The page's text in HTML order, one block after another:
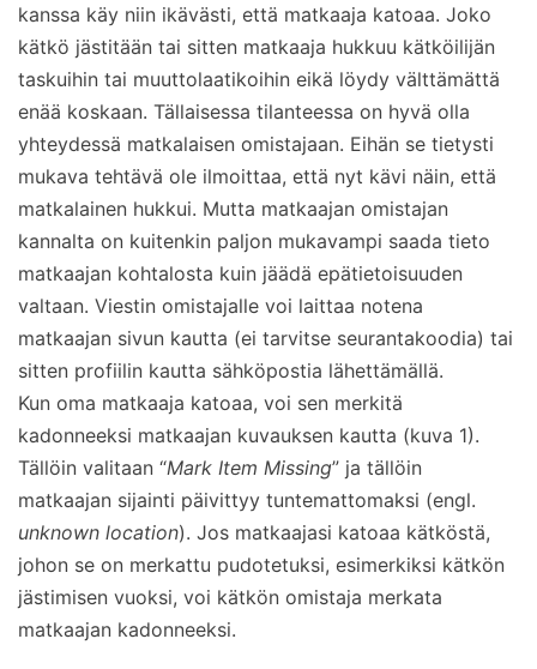
kanssa käy niin ikävästi, että matkaaja katoaa. Joko
kätkö jästitään tai sitten matkaaja hukkuu kätköilijän
taskuihin tai muuttolaatikoihin eikä löydy välttämättä
enää koskaan. Tällaisessa tilanteessa on hyvä olla
yhteydessä matkalaisen omistajaan. Eihän se tietysti
mukava tehtävä ole ilmoittaa, että nyt kävi näin, että
matkalainen hukkui. Mutta matkaajan omistajan
kannalta on kuitenkin paljon mukavampi saada tieto
matkaajan kohtalosta kuin jäädä epätietoisuuden
valtaan. Viestin omistajalle voi laittaa notena
matkaajan sivun kautta (ei tarvitse seurantakoodia) tai
sitten profiilin kautta sähköpostia lähettämällä.
Kun oma matkaaja katoaa, voi sen merkitä
kadonneeksi matkaajan kuvauksen kautta (kuva 1).
Tällöin valitaan “Mark Item Missing” ja tällöin
matkaajan sijainti päivittyy tuntemattomaksi (engl.
unknown location). Jos matkaajasi katoaa kätköstä,
johon se on merkattu pudotetuksi, esimerkiksi kätkön
jästimisen vuoksi, voi kätkön omistaja merkata
matkaajan kadonneeksi.